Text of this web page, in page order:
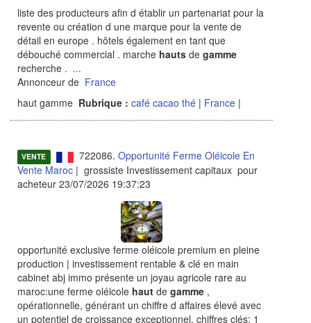
liste des producteurs afin d établir un partenariat pour la
revente ou création d une marque pour la vente de
détail en europe . hôtels également en tant que
débouché commercial . marche hauts de gamme
recherche . ...
Annonceur de France
haut gamme Rubrique : café cacao thé | France |
VENTE 722086. Opportunité Ferme Oléicole En
Vente Maroc | grossiste Investissement capitaux pour
acheteur 23/07/2026 19:37:23
opportunité exclusive ferme oléicole premium en pleine
production | investissement rentable & clé en main
cabinet abj immo présente un joyau agricole rare au
maroc:une ferme oléicole haut de gamme ,
opérationnelle, générant un chiffre d affaires élevé avec
un potentiel de croissance exceptionnel. chiffres clés: 1